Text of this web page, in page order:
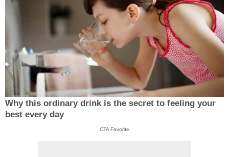
Why this ordinary drink is the secret to feeling your
best every day
CTA Favorite